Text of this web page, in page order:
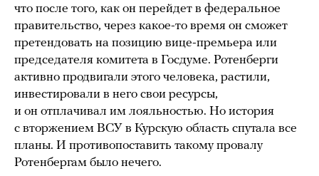
что после того, как он перейдет в федеральное
правительство, через какое-то время он сможет
претендовать на позицию вице-премьера или
председателя комитета в Госдуме. Ротенберги
активно продвигали этого человека, растили,
инвестировали в него свои ресурсы,
и он отплачивал им лояльностью. Но история
с вторжением ВСУ в Курскую область спутала все
планы. И противопоставить такому провалу
Ротенбергам было нечего.